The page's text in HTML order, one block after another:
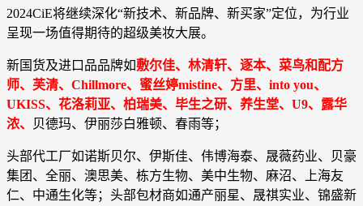
2024CiE将继续深化“新技术、新品牌、新买家”定位，为行业
呈现一场值得期待的超级美妆大展。
新国货及进口品品牌如敷尔佳、林清轩、逐本、菜鸟和配方
师、芙清、Chillmore、蜜丝婷mistine、方里、into you、
UKISS、花洛莉亚、柏瑞美、毕生之研、养生堂、U9、露华
浓、
贝德玛、伊丽莎白雅顿、春雨等；
头部代工厂如诺斯贝尔、伊斯佳、伟博海泰、晟薇药业、贝豪
集团、全丽、澳思美、栋方生物、美中生物、麻沼、上海友
仁、中通生化等；头部包材商如通产丽星、晟祺实业、锦盛新